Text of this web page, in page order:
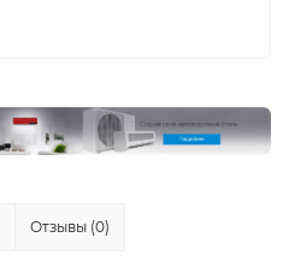
Отзывы (0)